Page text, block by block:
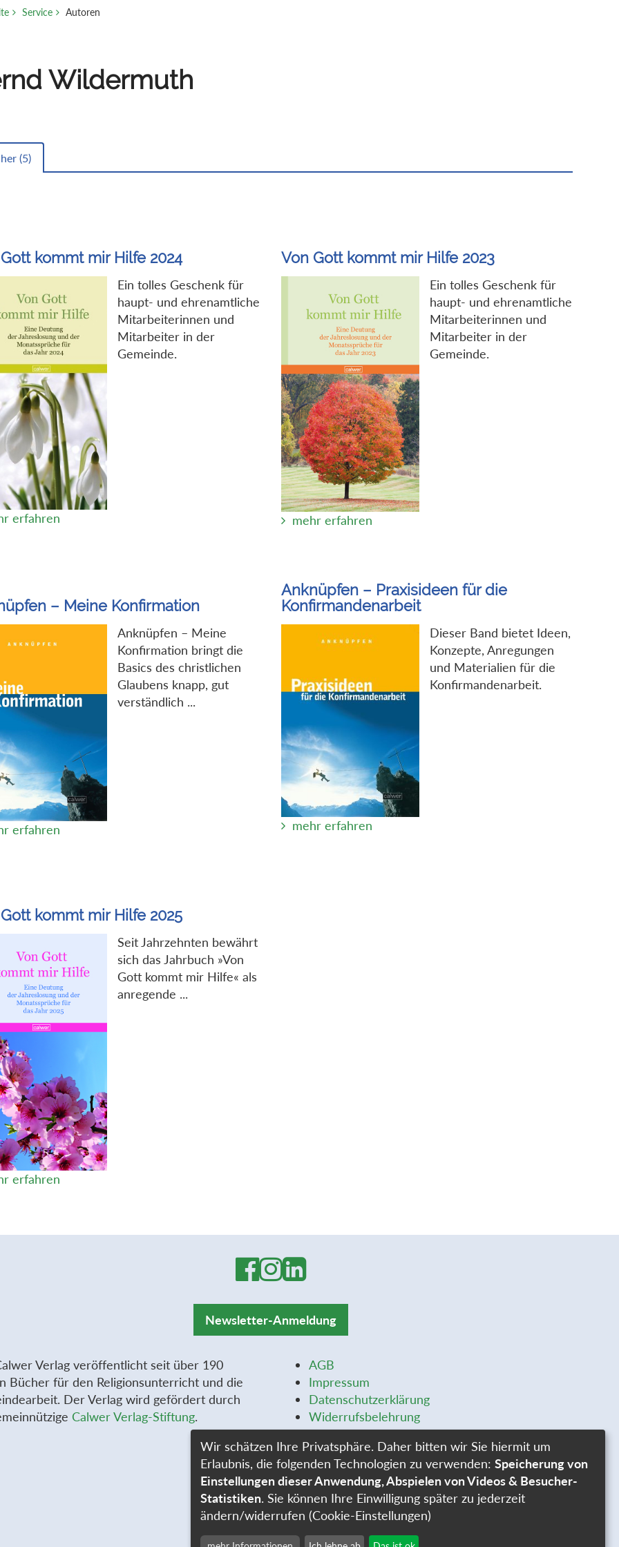
Service Autoren
Wildermuth
(5)
kommt mir Hilfe 2024
Ein tolles Geschenk für
haupt- und ehrenamtliche
Mitarbeiterinnen und
Mitarbeiter in der
Gemeinde.
erfahren
Von Gott kommt mir Hilfe 2023
Ein tolles Geschenk für
haupt- und ehrenamtliche
Mitarbeiterinnen und
Mitarbeiter in der
Gemeinde.
mehr erfahren
– Meine Konfirmation
Anknüpfen – Meine
Konfirmation bringt die
Basics des christlichen
Glaubens knapp, gut
verständlich ...
erfahren
Anknüpfen – Praxisideen für die
Konfirmandenarbeit
Dieser Band bietet Ideen,
Konzepte, Anregungen
und Materialien für die
Konfirmandenarbeit.
mehr erfahren
kommt mir Hilfe 2025
Seit Jahrzehnten bewährt
sich das Jahrbuch »Von
Gott kommt mir Hilfe« als
anregende ...
erfahren
Newsletter-Anmeldung
Verlag veröffentlicht seit über 190
Bücher für den Religionsunterricht und die
Der Verlag wird gefördert durch
Calwer Verlag-Stiftung.
AGB
Impressum
Datenschutzerklärung
Widerrufsbelehrung
Widerrufsformular
Stellenangebote
Cookie-Einstellungen
Wir schätzen Ihre Privatsphäre. Daher bitten wir Sie hiermit um
Erlaubnis, die folgenden Technologien zu verwenden: Speicherung von
Einstellungen dieser Anwendung, Abspielen von Videos & Besucher-
Statistiken. Sie können Ihre Einwilligung später zu jederzeit
ändern/widerrufen (Cookie-Einstellungen)